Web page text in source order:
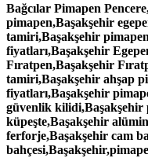
Bağcılar Pimapen
pimapen,Başakşehir
tamiri,Başakşehir
fiyatları,Başakşehir
Fıratpen,Başakşehir
tamiri,Başakşehir ahşap
fiyatları,Başakşehir
güvenlik kilidi,Başakşehir
küpeşte,Başakşehir
ferforje,Başakşehir cam